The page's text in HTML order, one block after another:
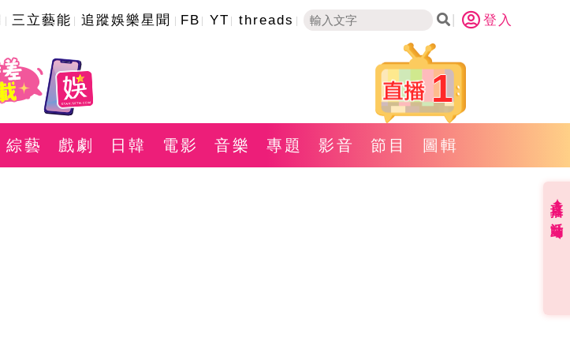
三立藝能 追蹤娛樂星聞 FB YT threads 登入
1
綜藝 戲劇 日韓 電影 音樂 專題 影音 節目 圖輯
直播✦活動